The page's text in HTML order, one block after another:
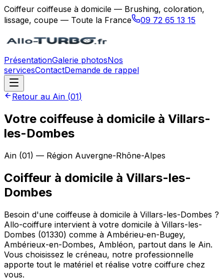
Coiffeur coiffeuse à domicile — Brushing, coloration,
lissage, coupe — Toute la France
09 72 65 13 15
PrésentationGalerie photosNos
servicesContactDemande de rappel
Retour au Ain (01)
Votre coiffeuse à domicile à Villars-
les-Dombes
Ain (01) — Région Auvergne-Rhône-Alpes
Coiffeur à domicile à Villars-les-
Dombes
Besoin d'une coiffeuse à domicile à Villars-les-Dombes ?
Allo-coiffure intervient à votre domicile à Villars-les-
Dombes (01330) comme à Ambérieu-en-Bugey,
Ambérieux-en-Dombes, Ambléon, partout dans le Ain.
Vous choisissez le créneau, notre professionnelle
apporte tout le matériel et réalise votre coiffure chez
vous.